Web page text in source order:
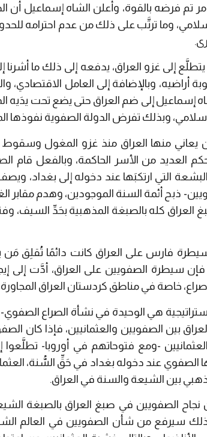
تم فرضه بالقوة، وأعلن الشاه إسماعيل
وما ترتَّب على ذلك من عدم احترامه
إلى غزو العراق، يدفعه إلى ذلك ما
أراضيه، وبالإضافة إلى العامل الاقتصادي،
إسماعيل إلى ضم العراق حتى يضع تحت يدَيه
وبذلك تفرض الدولة الصفوية نفوذها
البشعة التي ارتكبَها عند دخوله إلى بغداد،
ذبح أئمة السنة الموجودين، وهدم مقابر
العراق كله بالصبغة المذهبية بحَدِّ السيف،
فارس على العراق كانت دائمًا تُقلِق مَن
فإن سيطرة الصفويين على العراق، أدَّت إلى
خاصة في مناطق كردستان العراق المجاورة
هي الوحيدة في نشأة الصراع الصفوي-
بين الصفويين والعثمانيين، فإذا كان
-ومع فتوحاتهم في أوروبا- تطلَّعوا
الصفوي عند دخوله بغداد في حَقِّ السُّنة،
بين الشيعة والسنة في العراق.
الصفويين في صبغ العراق بالصبغة
سيرفع من شأن الصفويين في العالم